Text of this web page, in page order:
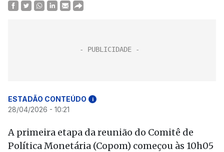
ESTADÃO CONTEÚDO i
28/04/2026 - 10:21
A primeira etapa da reunião do Comitê de
Política Monetária (Copom) começou às 10h05